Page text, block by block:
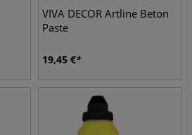
VIVA DECOR Artline Beton
Paste
19,45 €